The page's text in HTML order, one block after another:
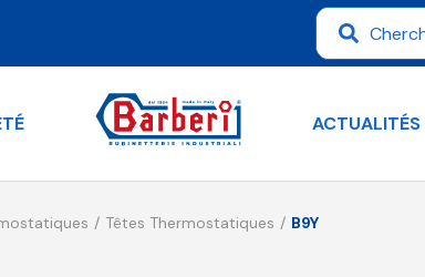
ACTUALITÉS
Têtes Thermostatiques B9Y